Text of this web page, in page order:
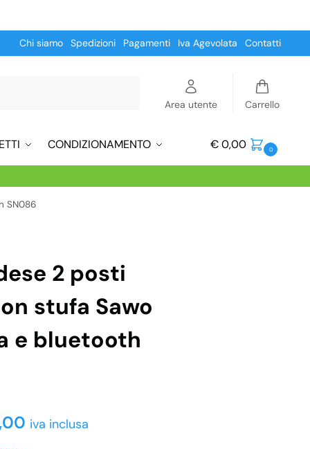
Chi siamo Spedizioni Pagamenti Iva Agevolata Contatti
Area utente Carrello
CONDIZIONAMENTO €0,00 0
SN086
2 posti
stufa Sawo
e bluetooth
iva inclusa